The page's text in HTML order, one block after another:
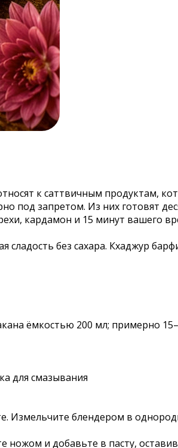
к саттвичным продуктам,
под запретом. Из них готовят
кардамон и 15 минут вашего
без сахара. Кхаджур
ёмкостью 200 мл; примерно
для смазывания
Измельчите блендером в
и добавьте в пасту,